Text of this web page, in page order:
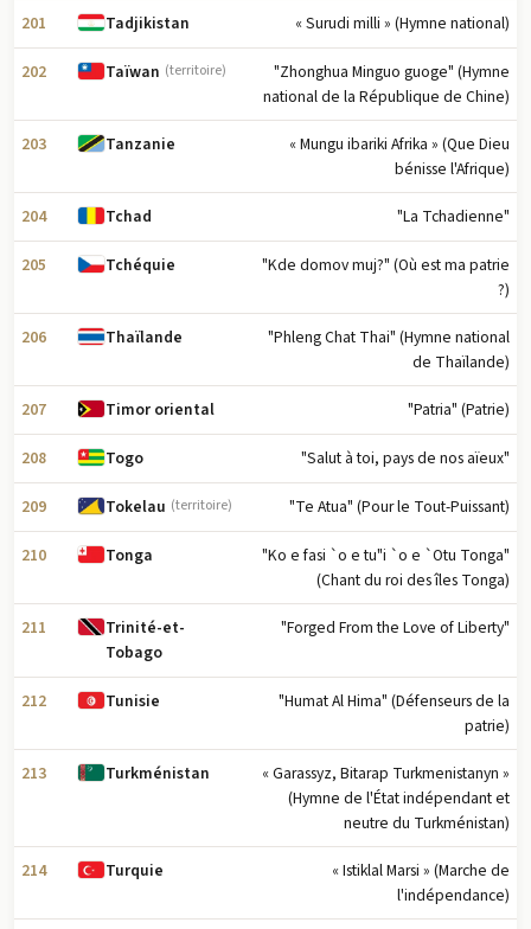
201 Tadjikistan « Surudi milli » (Hymne national)
202 Taïwan (territoire)
"Zhonghua Minguo guoge" (Hymne
national de la République de Chine)
203 Tanzanie
« Mungu ibariki Afrika » (Que Dieu
bénisse l'Afrique)
204 Tchad "La Tchadienne"
205 Tchéquie
"Kde domov muj?" (Où est ma patrie
?)
206 Thaïlande
"Phleng Chat Thai" (Hymne national
de Thaïlande)
207 Timor oriental "Patria" (Patrie)
208 Togo "Salut à toi, pays de nos aïeux"
209 Tokelau (territoire) "Te Atua" (Pour le Tout-Puissant)
210 Tonga
"Ko e fasi `o e tu"i `o e `Otu Tonga"
(Chant du roi des îles Tonga)
211
Trinité-et-
Tobago
"Forged From the Love of Liberty"
212 Tunisie
"Humat Al Hima" (Défenseurs de la
patrie)
213 Turkménistan
« Garassyz, Bitarap Turkmenistanyn »
(Hymne de l'État indépendant et
neutre du Turkménistan)
214 Turquie
« Istiklal Marsi » (Marche de
l'indépendance)